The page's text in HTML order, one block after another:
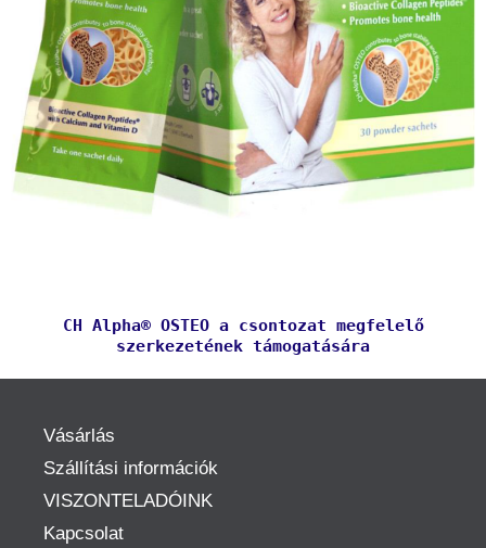
CH Alpha® OSTEO a csontozat megfelelő
szerkezetének támogatására
Vásárlás
Szállítási információk
VISZONTELADÓINK
Kapcsolat